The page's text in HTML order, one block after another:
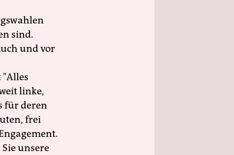
sind.
und vor
"Alles
linke,
für deren
frei
unsere